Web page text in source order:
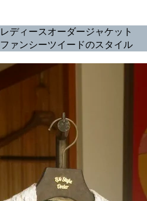
レディースオーダージャケット
ファンシーツイードのスタイル